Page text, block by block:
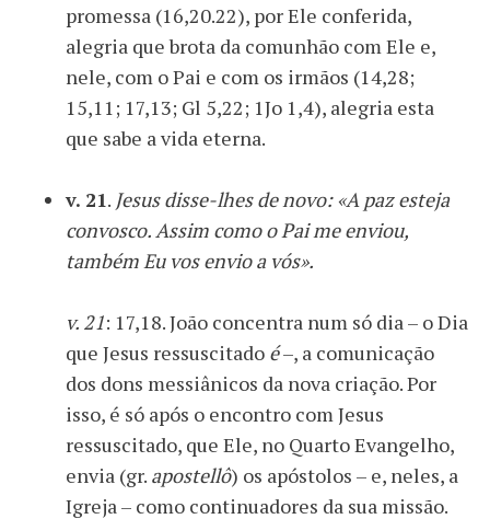
promessa (16,20.22), por Ele conferida,
alegria que brota da comunhão com Ele e,
nele, com o Pai e com os irmãos (14,28;
15,11; 17,13; Gl 5,22; 1Jo 1,4), alegria esta
que sabe a vida eterna.
v. 21. Jesus disse-lhes de novo: «A paz esteja
convosco. Assim como o Pai me enviou,
também Eu vos envio a vós».
v. 21: 17,18. João concentra num só dia – o Dia
que Jesus ressuscitado é–, a comunicação
dos dons messiânicos da nova criação. Por
isso, é só após o encontro com Jesus
ressuscitado, que Ele, no Quarto Evangelho,
envia (gr. apostellô) os apóstolos – e, neles, a
Igreja – como continuadores da sua missão.